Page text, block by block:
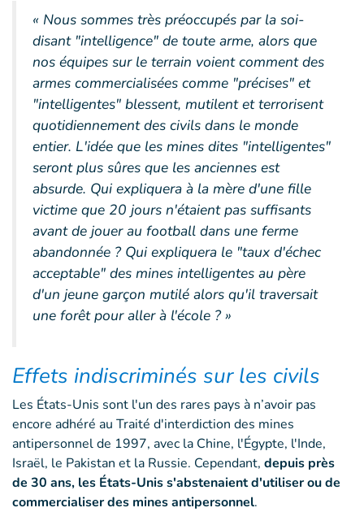
« Nous sommes très préoccupés par la soi-
disant "intelligence" de toute arme, alors que
nos équipes sur le terrain voient comment des
armes commercialisées comme "précises" et
"intelligentes" blessent, mutilent et terrorisent
quotidiennement des civils dans le monde
entier. L'idée que les mines dites "intelligentes"
seront plus sûres que les anciennes est
absurde. Qui expliquera à la mère d'une fille
victime que 20 jours n'étaient pas suffisants
avant de jouer au football dans une ferme
abandonnée ? Qui expliquera le "taux d'échec
acceptable" des mines intelligentes au père
d'un jeune garçon mutilé alors qu'il traversait
une forêt pour aller à l'école ? »
Effets indiscriminés sur les civils
Les États-Unis sont l'un des rares pays à n’avoir pas
encore adhéré au Traité d'interdiction des mines
antipersonnel de 1997, avec la Chine, l'Égypte, l'Inde,
Israël, le Pakistan et la Russie. Cependant, depuis près
de 30 ans, les États-Unis s'abstenaient d'utiliser ou de
commercialiser des mines antipersonnel.